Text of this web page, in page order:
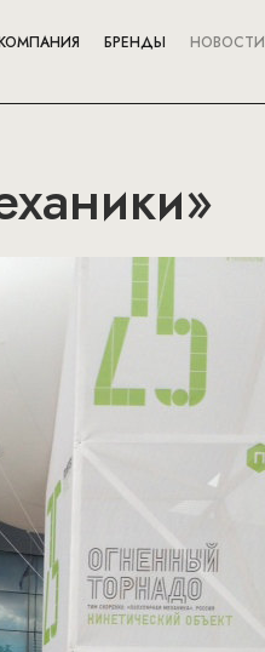
БРЕНДЫ НОВОСТИ